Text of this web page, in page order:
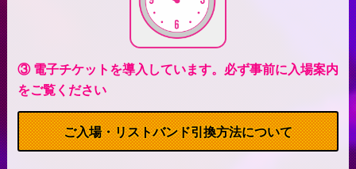
③ 電子チケットを導入しています。必ず事前に入場案内
をご覧ください
ご入場・リストバンド引換方法について